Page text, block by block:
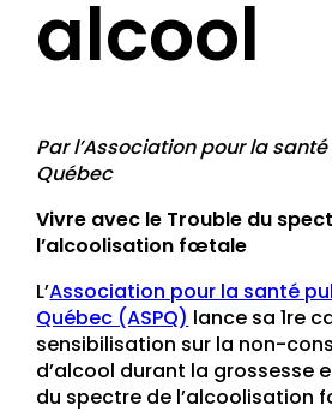
alcool
Par l’Association pour la
Québec
Vivre avec le Trouble du
l’alcoolisation fœtale
L’Association pour la santé
Québec (ASPQ) lance sa 1re
sensibilisation sur la non-
d’alcool durant la grossesse
du spectre de l’alcoolisation